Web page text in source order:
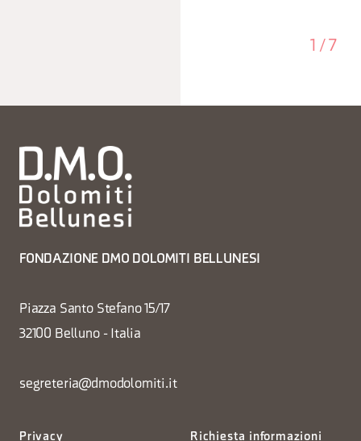
1 / 7
FONDAZIONE DMO DOLOMITI BELLUNESI
Piazza Santo Stefano 15/17
32100 Belluno - Italia
segreteria@dmodolomiti.it
Privacy Richiesta informazioni